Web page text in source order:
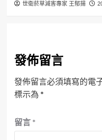
世衛菸草減害專家 王郁揚
發佈留言
發佈留言必須填寫的電
標示為 *
留言 *